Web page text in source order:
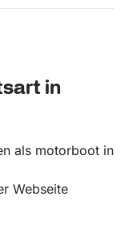
in
als motorboot in
Webseite